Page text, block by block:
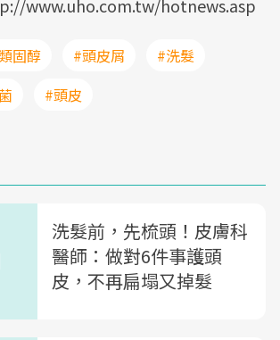
www.uho.com.tw/hotnews.asp
固醇 #頭皮屑
#洗髮
#頭皮
洗髮前，先梳頭！皮膚科
醫師：做對6件事護頭
皮，不再扁塌又掉髮